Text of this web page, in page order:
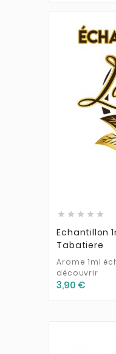
    
Echantillon
Tabatiere
Arome 1ml
découvrir
3,90 €